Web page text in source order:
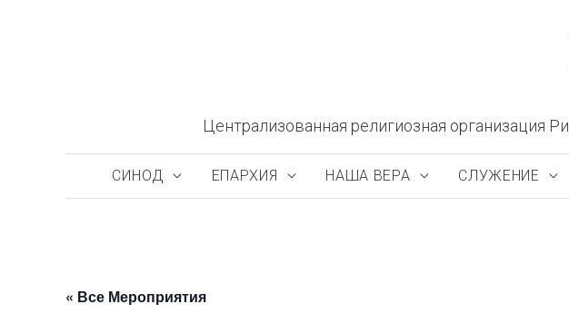
Централизованная религиозная организация
СИНОД ЕПАРХИЯ НАША ВЕРА СЛУЖЕНИЕ
« Все Мероприятия